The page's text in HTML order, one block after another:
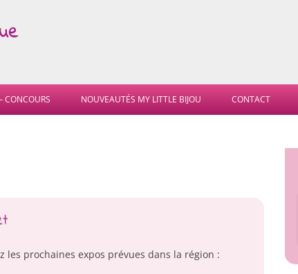
Skip
to
CONCOURS NOUVEAUTÉS MY LITTLE BIJOU CONTACT
prochaines expos prévues dans la région :